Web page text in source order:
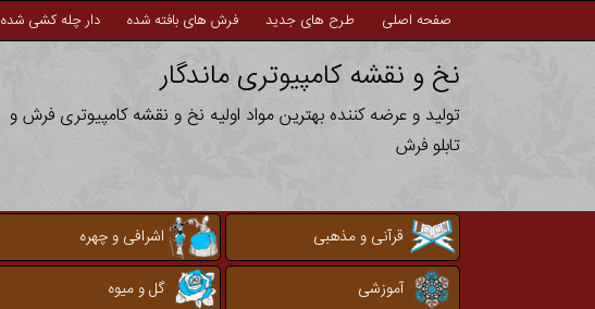
صفحه اصلی طرح های جدید فرش های بافته شده دار چله کشی شده
نخ و نقشه کامپیوتری ماندگار
تولید و عرضه کننده بهترین مواد اولیه نخ و نقشه کامپیوتری فرش و
تابلو فرش
قرآنی و مذهبی اشرافی و چهره
آموزشی
گل و میوه